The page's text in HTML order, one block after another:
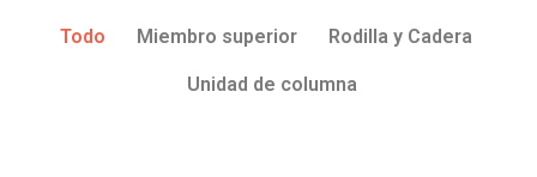
Todo Miembro superior Rodilla y Cadera
Unidad de columna